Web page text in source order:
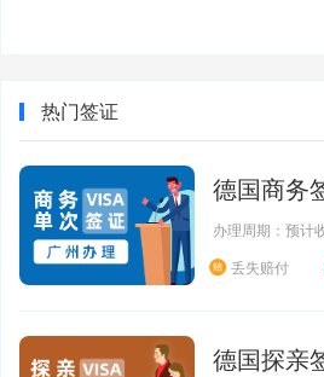
热门签证
德国商务
办理周期：预计
丢失赔付
德国探亲